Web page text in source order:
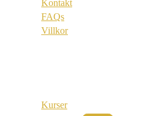
Kontakt
FAQs
Villkor
Kurser